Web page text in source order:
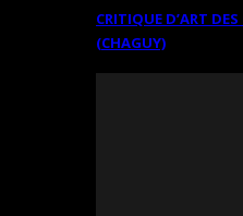
CRITIQUE D’ART
(CHAGUY)